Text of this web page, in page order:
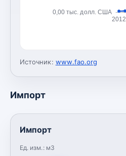
0,00 тыс. долл. США
2012
Источник: www.fao.org
Импорт
Импорт
Ед. изм.: м3